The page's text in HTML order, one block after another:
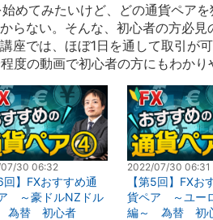
始めてみたいけど、どの通貨ペア
らない。そんな、初心者の方必見
座では、ほぼ1日を通して取引が
度の動画で初心者の方にもわかり
30 06:32
回】FXおすすめ通
～豪ドルNZドル
為替 初心者
2022/07/30 06:31
【第5回】FXお
貨ペア ～ユー
編～ 為替 初